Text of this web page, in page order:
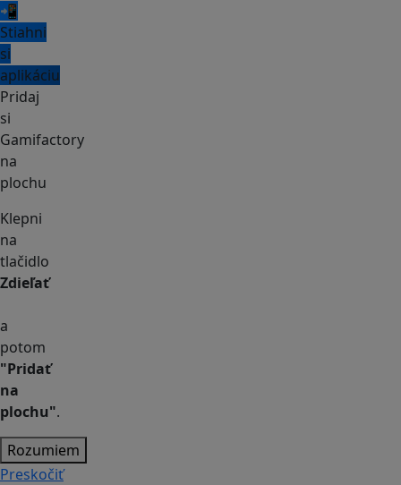
📲
Stiahni
si
aplikáciu
Pridaj
si
Gamifactory
na
plochu
Klepni
na
tlačidlo
Zdieľať
a
potom
"Pridať
na
plochu".
Rozumiem
Preskočiť